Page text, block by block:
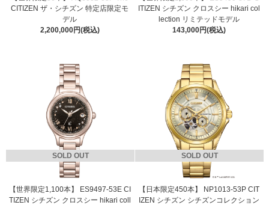
CITIZEN ザ・シチズン 特定店限定モ
デル
2,200,000円(税込)
ITIZEN シチズン クロスシー hikari col
lection リミテッドモデル
143,000円(税込)
SOLD OUT
【世界限定1,100本】 ES9497-53E CI
TIZEN シチズン クロスシー hikari coll
SOLD OUT
【日本限定450本】 NP1013-53P CIT
IZEN シチズン シチズンコレクション